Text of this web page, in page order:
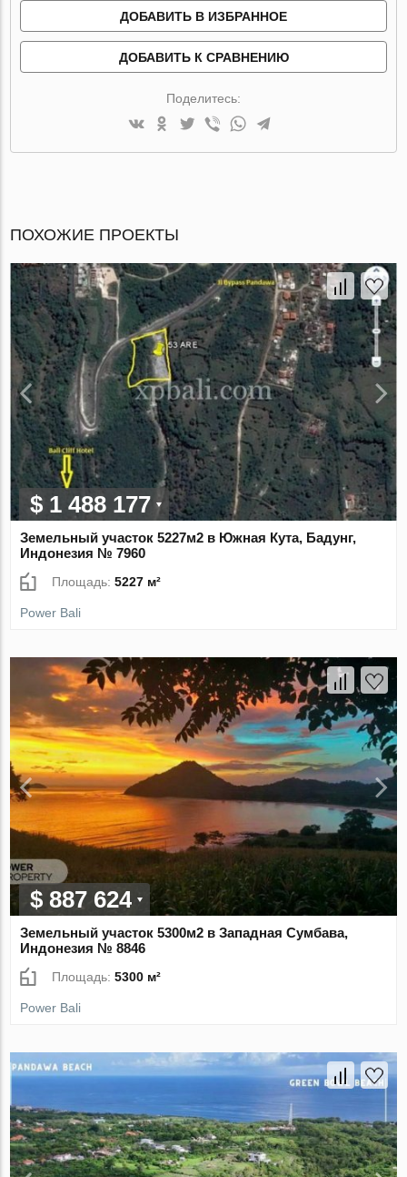
ДОБАВИТЬ В ИЗБРАННОЕ
ДОБАВИТЬ К СРАВНЕНИЮ
Поделитесь:
ПОХОЖИЕ ПРОЕКТЫ
$ 1 488 177
Земельный участок 5227м2 в Южная Кута, Бадунг,
Индонезия № 7960
Площадь:5227 м²
Power Bali
$ 887 624
Земельный участок 5300м2 в Западная Сумбава,
Индонезия № 8846
Площадь:5300 м²
Power Bali